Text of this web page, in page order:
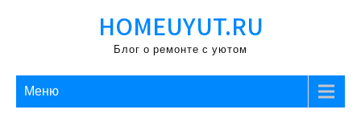
HOMEUYUT.RU
Блог о ремонте с уютом
Меню